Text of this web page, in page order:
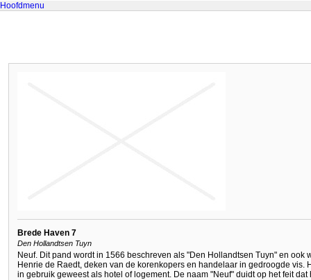
Hoofdmenu
Brede Haven 7
Den Hollandtsen Tuyn
Neuf. Dit pand wordt in 1566 beschreven als "Den Hollandtsen Tuyn" en ook
Henrie de Raedt, deken van de korenkopers en handelaar in gedroogde vis.
in gebruik geweest als hotel of logement. De naam "Neuf" duidt op het feit